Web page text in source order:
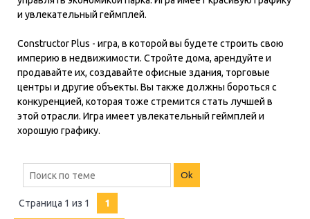
и увлекательный геймплей.
Constructor Plus - игра, в которой вы будете строить свою
империю в недвижимости. Стройте дома, арендуйте и
продавайте их, создавайте офисные здания, торговые
центры и другие объекты. Вы также должны бороться с
конкуренцией, которая тоже стремится стать лучшей в
этой отрасли. Игра имеет увлекательный геймплей и
хорошую графику.
Страница 1 из 1 1